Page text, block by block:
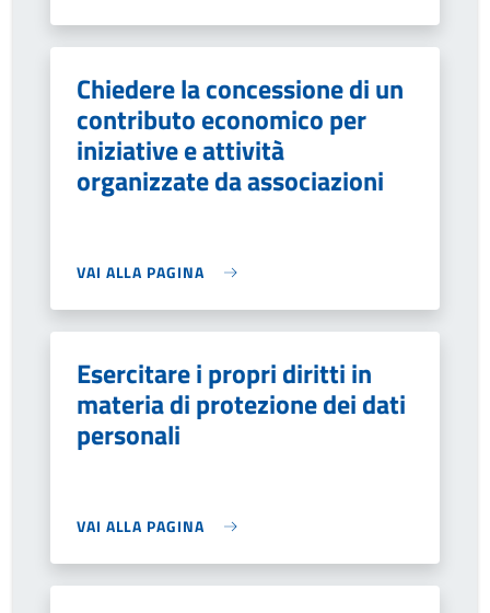
Chiedere la concessione di un
contributo economico per
iniziative e attività
organizzate da associazioni
VAI ALLA PAGINA
Esercitare i propri diritti in
materia di protezione dei dati
personali
VAI ALLA PAGINA